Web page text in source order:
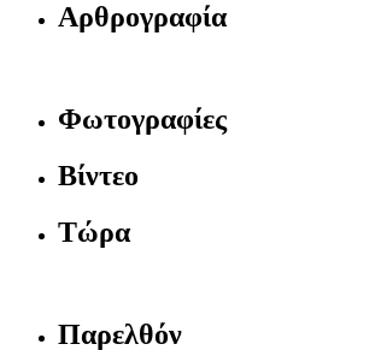
Αρθρογραφία
Φωτογραφίες
Βίντεο
Τώρα
Παρελθόν